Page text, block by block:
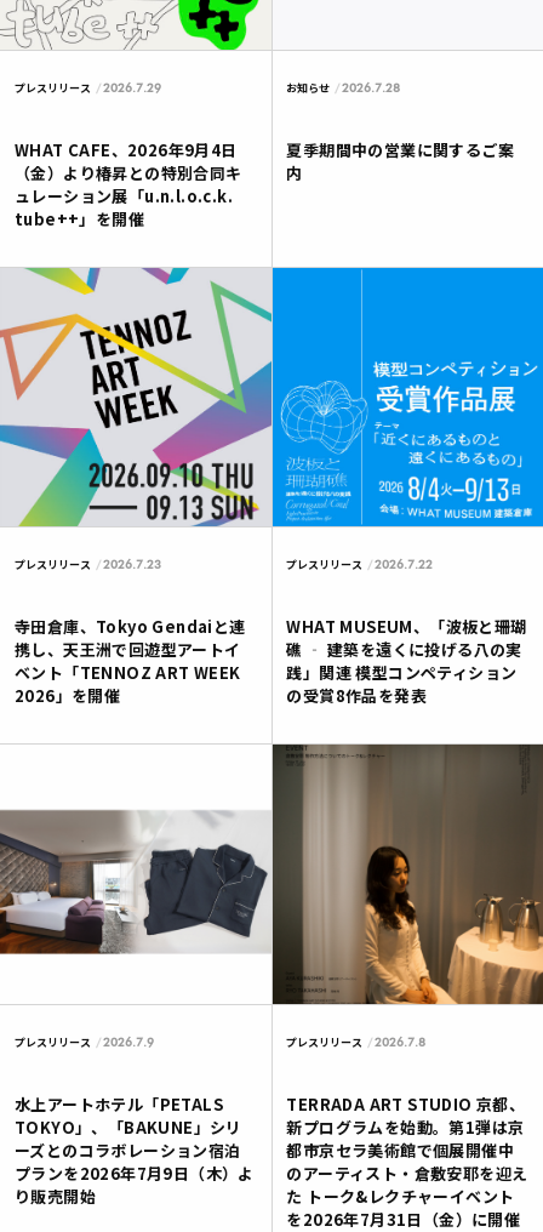
プレスリリース 2026.7.29
WHAT CAFE、2026年9月4日
（金）より椿昇との特別合同キ
ュレーション展「u.n.l.o.c.k.
tube++」を開催
お知らせ 2026.7.28
夏季期間中の営業に関するご案
内
プレスリリース 2026.7.23
寺田倉庫、Tokyo Gendaiと連
携し、天王洲で回遊型アートイ
ベント「TENNOZ ART WEEK
2026」を開催
プレスリリース 2026.7.22
WHAT MUSEUM、「波板と珊瑚
礁 ‐ 建築を遠くに投げる八の実
践」関連 模型コンペティション
の受賞8作品を発表
プレスリリース 2026.7.9
水上アートホテル「PETALS
TOKYO」、「BAKUNE」シリ
ーズとのコラボレーション宿泊
プランを2026年7月9日（木）よ
り販売開始
プレスリリース 2026.7.8
TERRADA ART STUDIO 京都、
新プログラムを始動。第1弾は京
都市京セラ美術館で個展開催中
のアーティスト・倉敷安耶を迎え
た トーク&レクチャーイベント
を2026年7月31日（金）に開催